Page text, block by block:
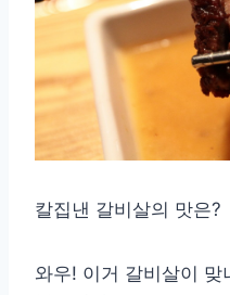
칼집낸 갈비살의 맛은?
와우! 이거 갈비살이 맞